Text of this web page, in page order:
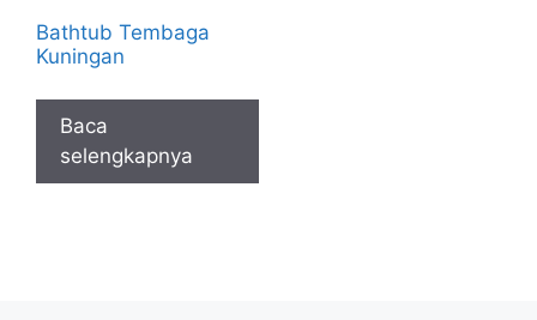
Bathtub Tembaga
Kuningan
Baca
selengkapnya